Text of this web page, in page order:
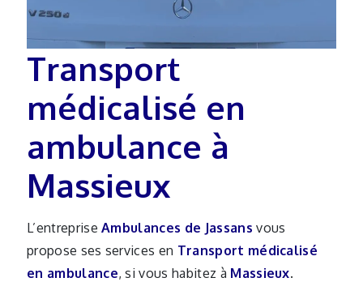
Transport
médicalisé en
ambulance à
Massieux
L’entrepriseAmbulances de Jassans vous
propose ses services en Transport médicalisé
en ambulance, si vous habitez à Massieux.